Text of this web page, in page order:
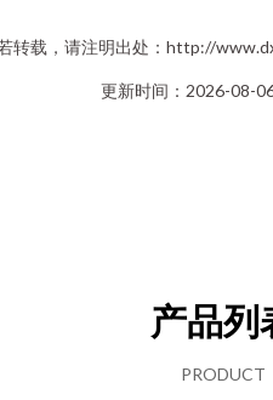
转载，请注明出处：http://
更新时间：2026-08-
产品列
PRODUCT